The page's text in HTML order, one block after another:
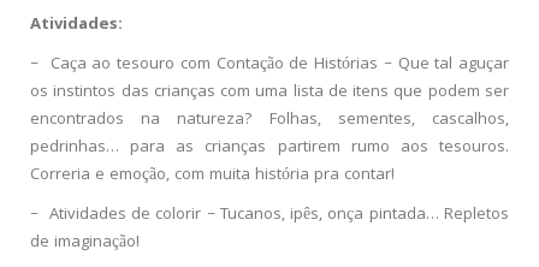
Atividades:
– Caça ao tesouro com Contação de Histórias – Que tal aguçar
os instintos das crianças com uma lista de itens que podem ser
encontrados na natureza? Folhas, sementes, cascalhos,
pedrinhas… para as crianças partirem rumo aos tesouros.
Correria e emoção, com muita história pra contar!
– Atividades de colorir – Tucanos, ipês, onça pintada… Repletos
de imaginação!